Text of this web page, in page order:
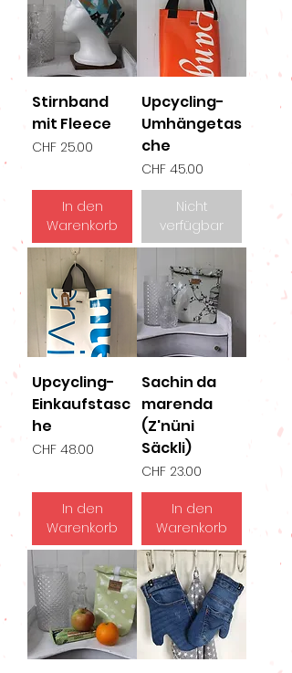
Stirnband
mit Fleece
Preis
CHF 25.00
In den
Warenkorb
Upcycling-
Umhängetas
che
Preis
CHF 45.00
Nicht
verfügbar
Upcycling-
Einkaufstasc
he
Preis
CHF 48.00
In den
Warenkorb
Sachin da
marenda
(Z'nüni
Säckli)
Preis
CHF 23.00
In den
Warenkorb